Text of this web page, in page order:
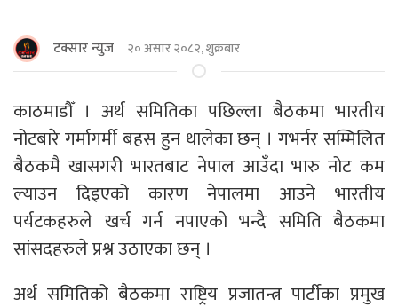
टक्सार न्युज २० असार २०८२, शुक्रबार
काठमाडाैँ । अर्थ समितिका पछिल्ला बैठकमा भारतीय
नोटबारे गर्मागर्मी बहस हुन थालेका छन् । गभर्नर सम्मिलित
बैठकमै खासगरी भारतबाट नेपाल आउँदा भारु नोट कम
ल्याउन दिइएको कारण नेपालमा आउने भारतीय
पर्यटकहरुले खर्च गर्न नपाएको भन्दै समिति बैठकमा
सांसदहरुले प्रश्न उठाएका छन् ।
अर्थ समितिको बैठकमा राष्ट्रिय प्रजातन्त्र पार्टीका प्रमुख